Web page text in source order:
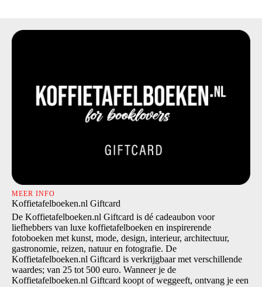
MEER INFO
Koffietafelboeken.nl Giftcard
De Koffietafelboeken.nl Giftcard is dé cadeaubon voor
liefhebbers van luxe koffietafelboeken en inspirerende
fotoboeken met kunst, mode, design, interieur, architectuur,
gastronomie, reizen, natuur en fotografie. De
Koffietafelboeken.nl Giftcard is verkrijgbaar met verschillende
waardes; van 25 tot 500 euro. Wanneer je de
Koffietafelboeken.nl Giftcard koopt of weggeeft, ontvang je een